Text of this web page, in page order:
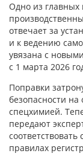
Одно из главных
отвечает за
и к ведению
увязана с
с 1 марта 2026
Поправки
безопасности
спецхимией.
передают
правилах